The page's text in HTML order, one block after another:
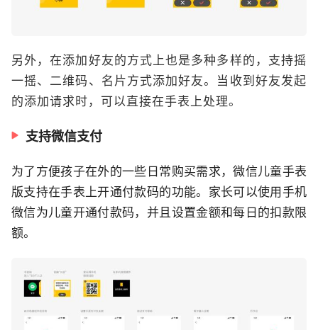
另外，在添加好友的方式上也是多种多样的，支持摇
一摇、二维码、名片方式添加好友。当收到好友发起
的添加请求时，可以直接在手表上处理。
支持微信支付
为了方便孩子在外的一些日常购买需求，微信儿童手表
版支持在手表上开通付款码的功能。家长可以使用手机
微信为儿童开通付款码，并且设置金额和每日的扣款限
额。